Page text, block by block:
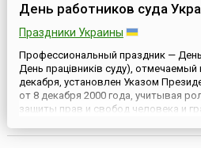
День работников суда
Праздники Украины
Профессиональный праздник —
День працівників суду),
декабря, установлен Указом
от 8 декабря 2000 года, учитывая
защиты прав и свобод человека и
как демократического, правового